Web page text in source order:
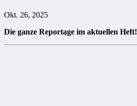
Okt. 26, 2025
Die ganze Reportage im aktuellen Heft!